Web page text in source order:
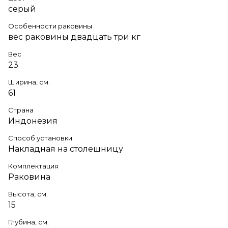
серый
Особенности раковины
вес раковины двадцать три кг
Вес
23
Ширина, см.
61
Страна
Индонезия
Способ установки
Накладная на столешницу
Комплектация
Раковина
Высота, см.
15
Глубина, см.